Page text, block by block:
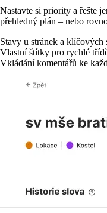
Nastavte si priority a řešte
přehledný plán – nebo
Stavy u stránek a klíčových
Vlastní štítky pro rychlé
Vkládání komentářů ke